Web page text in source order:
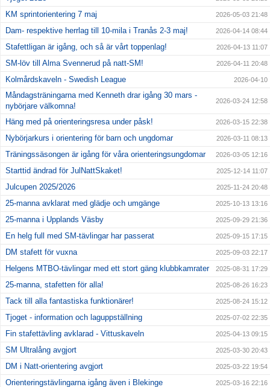
KM sprintorientering 7 maj 2026-05-03 21:48
Dam- respektive herrlag till 10-mila i Tranås 2-3 maj! 2026-04-14 08:44
Stafettligan är igång, och så är vårt toppenlag! 2026-04-13 11:07
SM-löv till Alma Svennerud på natt-SM! 2026-04-11 20:48
Kolmårdskaveln - Swedish League 2026-04-10
Måndagsträningarna med Kenneth drar igång 30 mars -
nybörjare välkomna!
2026-03-24 12:58
Häng med på orienteringsresa under påsk! 2026-03-15 22:38
Nybörjarkurs i orientering för barn och ungdomar 2026-03-11 08:13
Träningssäsongen är igång för våra orienteringsungdomar 2026-03-05 12:16
Starttid ändrad för JulNattSkaket! 2025-12-14 11:07
Julcupen 2025/2026 2025-11-24 20:48
25-manna avklarat med glädje och umgänge 2025-10-13 13:16
25-manna i Upplands Väsby 2025-09-29 21:36
En helg full med SM-tävlingar har passerat 2025-09-15 17:15
DM stafett för vuxna 2025-09-03 22:17
Helgens MTBO-tävlingar med ett stort gäng klubbkamrater 2025-08-31 17:29
25-manna, stafetten för alla! 2025-08-26 16:23
Tack till alla fantastiska funktionärer! 2025-08-24 15:12
Tjoget - information och laguppställning 2025-07-02 22:35
Fin stafettävling avklarad - Vittuskaveln 2025-04-13 09:15
SM Ultralång avgjort 2025-03-30 20:43
DM i Natt-orientering avgjort 2025-03-22 19:54
Orienteringstävlingarna igång även i Blekinge 2025-03-16 22:16